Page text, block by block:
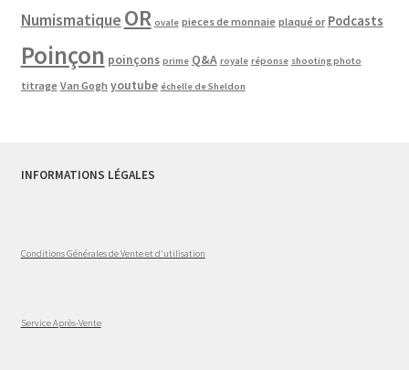
Numismatique OR ovale pieces de monnaie plaqué or Podcasts
Poinçon poinçons prime Q&A royale réponse shooting photo
titrage Van Gogh youtube échelle de Sheldon
INFORMATIONS LÉGALES
Conditions Générales de Vente et d'utilisation
Service Après-Vente